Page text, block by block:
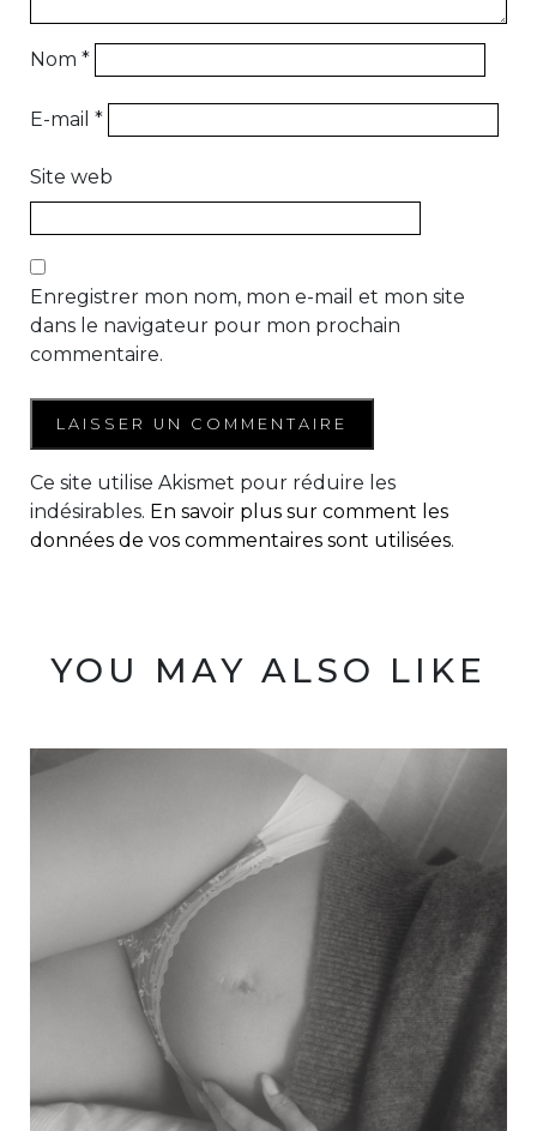
Nom *
E-mail *
Site web
Enregistrer mon nom, mon e-mail et mon site
dans le navigateur pour mon prochain
commentaire.
Ce site utilise Akismet pour réduire les
indésirables. En savoir plus sur comment les
données de vos commentaires sont utilisées.
YOU MAY ALSO LIKE